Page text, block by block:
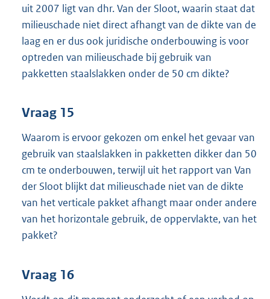
uit 2007 ligt van dhr. Van der Sloot, waarin staat dat
milieuschade niet direct afhangt van de dikte van de
laag en er dus ook juridische onderbouwing is voor
optreden van milieuschade bij gebruik van
pakketten staalslakken onder de 50 cm dikte?
Vraag 15
Waarom is ervoor gekozen om enkel het gevaar van
gebruik van staalslakken in pakketten dikker dan 50
cm te onderbouwen, terwijl uit het rapport van Van
der Sloot blijkt dat milieuschade niet van de dikte
van het verticale pakket afhangt maar onder andere
van het horizontale gebruik, de oppervlakte, van het
pakket?
Vraag 16